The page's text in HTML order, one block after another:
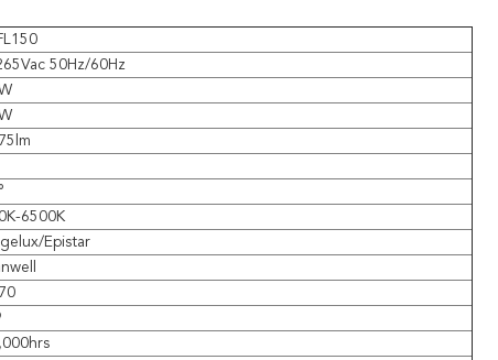
50Hz/60Hz
6500K
Epistar